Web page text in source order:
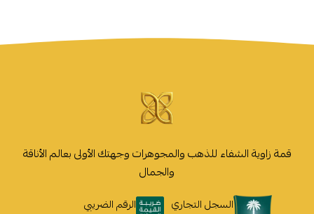
قمة زاوية الشفاء للذهب والمجوهرات وجهتك الأولى بعالم الأناقة
والجمال
السجل التجاري
الرقم الضريبي